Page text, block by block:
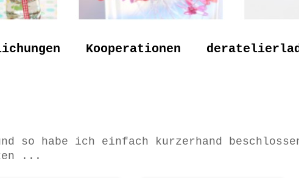
Kooperationen
so habe ich einfach kurzerhand
...